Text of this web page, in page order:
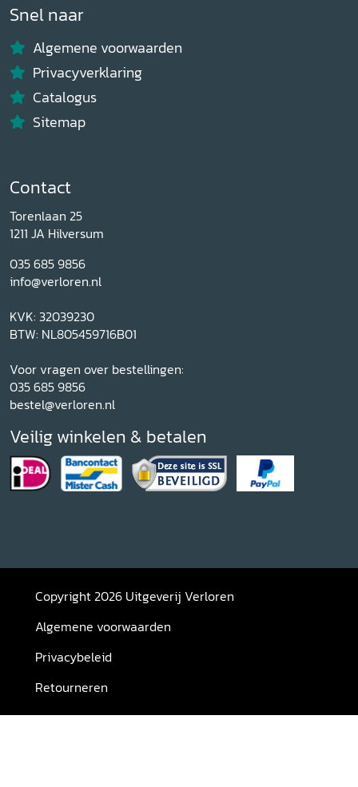
Snel naar
Algemene voorwaarden
Privacyverklaring
Catalogus
Sitemap
Contact
Torenlaan 25
1211 JA Hilversum
035 685 9856
info@verloren.nl
KVK: 32039230
BTW: NL805459716B01
Voor vragen over bestellingen:
035 685 9856
bestel@verloren.nl
Veilig winkelen & betalen
Copyright 2026 Uitgeverij Verloren
Algemene voorwaarden
Privacybeleid
Retourneren